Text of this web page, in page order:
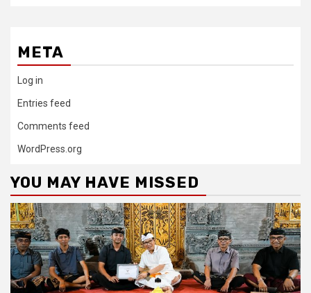
META
Log in
Entries feed
Comments feed
WordPress.org
YOU MAY HAVE MISSED